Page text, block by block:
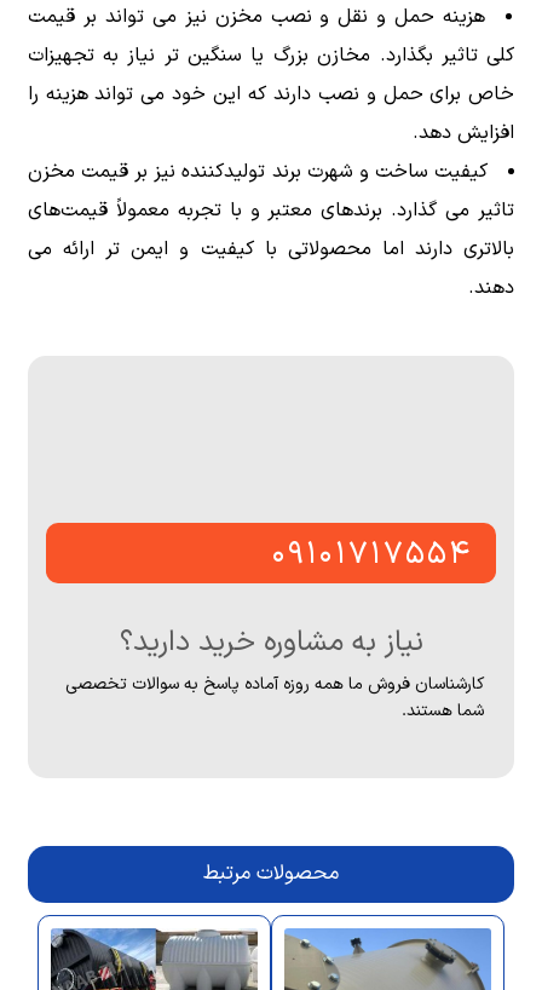
هزینه حمل و نقل و نصب مخزن نیز می تواند بر قیمت
کلی تاثیر بگذارد. مخازن بزرگ یا سنگین تر نیاز به تجهیزات
خاص برای حمل و نصب دارند که این خود می تواند هزینه را
افزایش دهد.
کیفیت ساخت و شهرت برند تولیدکننده نیز بر قیمت مخزن
تاثیر می گذارد. برندهای معتبر و با تجربه معمولاً قیمت‌های
بالاتری دارند اما محصولاتی با کیفیت و ایمن تر ارائه می
دهند.
۰۹۱۰۱۷۱۷۵۵۴
نیاز به مشاوره خرید دارید؟
کارشناسان فروش ما همه روزه آماده پاسخ به سوالات تخصصی
شما هستند.
محصولات مرتبط